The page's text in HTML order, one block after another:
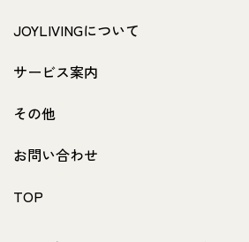
JOYLIVINGについて
サービス案内
その他
お問い合わせ
TOP